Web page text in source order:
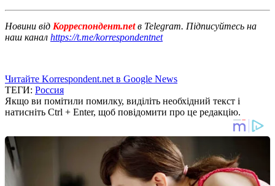
Новини від Корреспондент.netв Telegram. Підписуйтесь на
наш канал https://t.me/korrespondentnet
Читайте Korrespondent.net в Google News
ТЕГИ: Россия
Якщо ви помітили помилку, виділіть необхідний текст і
натисніть Ctrl + Enter, щоб повідомити про це редакцію.